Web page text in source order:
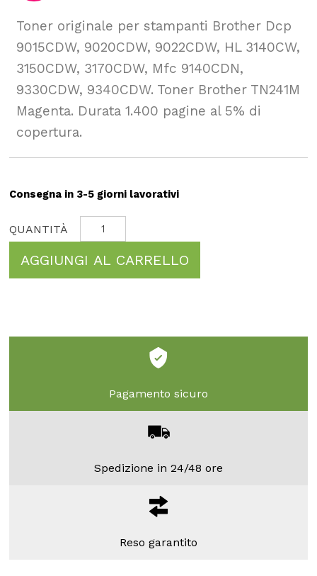
Toner originale per stampanti Brother Dcp
9015CDW, 9020CDW, 9022CDW, HL 3140CW,
3150CDW, 3170CDW, Mfc 9140CDN,
9330CDW, 9340CDW. Toner Brother TN241M
Magenta. Durata 1.400 pagine al 5% di
copertura.
Consegna in 3-5 giorni lavorativi
AGGIUNGI AL CARRELLO
Pagamento sicuro
Spedizione in 24/48 ore
Reso garantito